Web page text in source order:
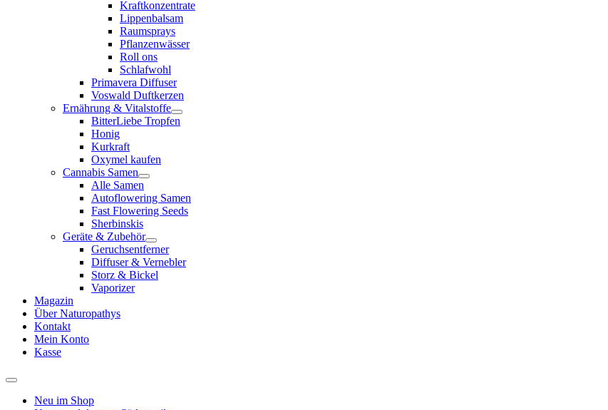
Kraftkonzentrate
Lippenbalsam
Raumsprays
Pflanzenwässer
Roll ons
Schlafwohl
Primavera Diffuser
Voswald Duftkerzen
Ernährung & Vitalstoffe
BitterLiebe Tropfen
Honig
Kurkraft
Oxymel kaufen
Cannabis Samen
Alle Samen
Autoflowering Samen
Fast Flowering Seeds
Sherbinskis
Geräte & Zubehör
Geruchsentferner
Diffuser & Vernebler
Storz & Bickel
Vaporizer
Magazin
Über Naturopathys
Kontakt
Mein Konto
Kasse
Neu im Shop